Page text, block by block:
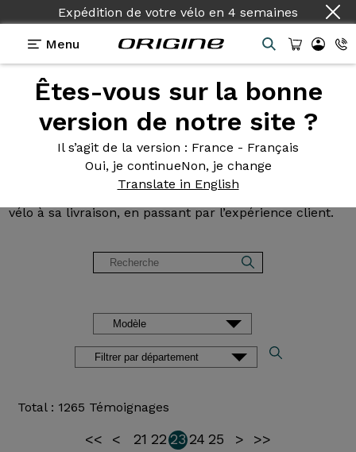
Pays : Français
Menu
Êtes-vous sur la bonne
version de notre site ?
Il s’agit de la version : France - Français
Oui, je continueNon, je change
Translate in English
Avis ettémoignages des
clients Origine
Lisez les avis sur nos vélos de Route, Gravel, VTT et
vélo à sa livraison, en passant par l’expérience client.
Total : 1265 Témoignages
<< < 21 22 23 24 25 > >>